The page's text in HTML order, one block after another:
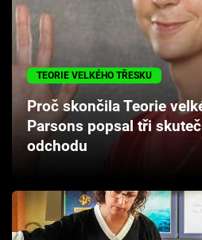
Seriály
Hry
Cool Esport
Pořady
Sledujte prima+
TEORIE VELKÉHO TŘESKU
Proč skončila Teorie
Parsons popsal tři
odchodu